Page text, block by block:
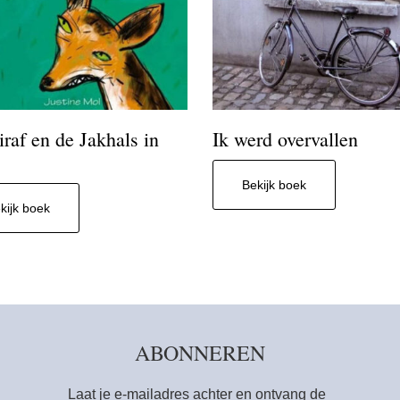
en de Jakhals in
boek
Ik werd overvallen
Bekijk boek
ABONNEREN
Laat je e-mailadres achter en ontvang de